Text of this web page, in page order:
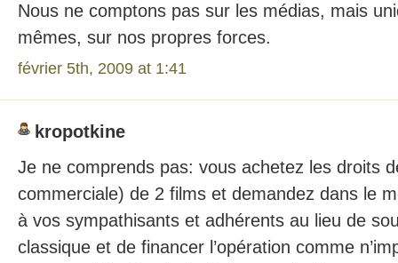
Nous ne comptons pas sur les médias, mais
mêmes, sur nos propres forces.
février 5th, 2009 at 1:41
kropotkine
Je ne comprends pas: vous achetez les droits
commerciale) de 2 films et demandez dans le
à vos sympathisants et adhérents au lieu de
classique et de financer l’opération comme